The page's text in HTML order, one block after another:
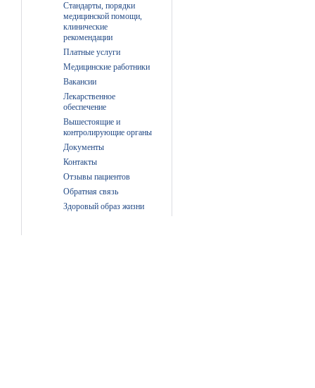
Стандарты, порядки
медицинской помощи,
клинические
рекомендации
Платные услуги
Медицинские работники
Вакансии
Лекарственное
обеспечение
Вышестоящие и
контролирующие органы
Документы
Контакты
Отзывы пациентов
Обратная связь
Здоровый образ жизни